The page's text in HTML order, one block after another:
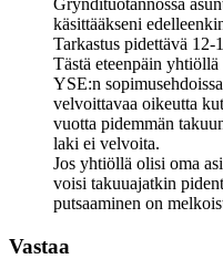
käsittääkseni
Tarkastus pidettävä
Tästä eteenpäin
YSE:n
velvoittavaa oikeutta
vuotta pidemmän
laki ei velvoita.
Jos yhtiöllä olisi oma
voisi takuuajatkin
putsaaminen on
Vastaa